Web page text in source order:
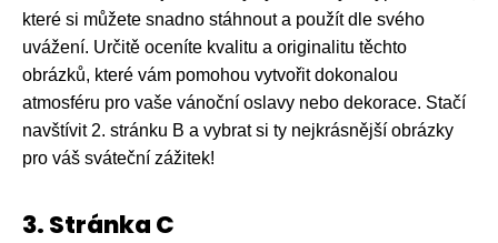
které si můžete snadno stáhnout a použít dle svého
uvážení. Určitě oceníte kvalitu a originalitu těchto
obrázků, které vám pomohou vytvořit dokonalou
atmosféru pro vaše vánoční oslavy nebo dekorace. Stačí
navštívit 2. stránku B a vybrat si ty nejkrásnější obrázky
pro váš sváteční zážitek!
3. Stránka C